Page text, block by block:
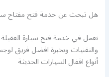
هل تبحث عن خدمة فتح مفتاح
نعمل في خدمة فتح سيارة
والتقنيات وبخبرة افضل فريق
أنواع اقفال السيارات الحديثة